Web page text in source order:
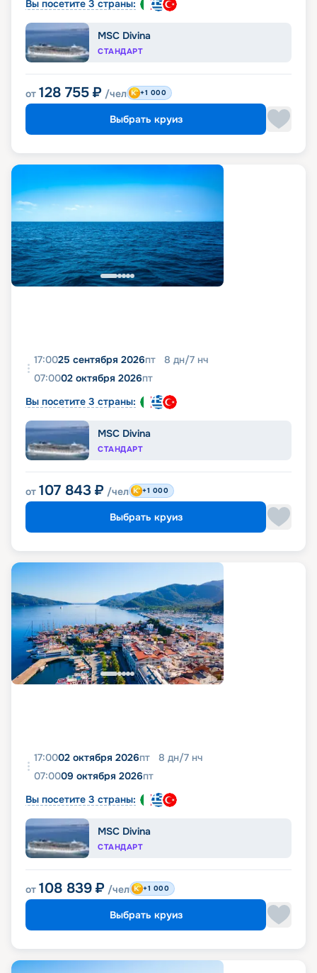
Вы посетите 3 страны:
MSC Divina
СТАНДАРТ
от 128 755 ₽ /чел +1 000
Выбрать круиз
17:0025 сентября 2026пт 8 дн/7 нч
07:0002 октября 2026пт
Вы посетите 3 страны:
MSC Divina
СТАНДАРТ
от 107 843 ₽ /чел +1 000
Выбрать круиз
17:0002 октября 2026пт 8 дн/7 нч
07:0009 октября 2026пт
Вы посетите 3 страны:
MSC Divina
СТАНДАРТ
от 108 839 ₽ /чел +1 000
Выбрать круиз